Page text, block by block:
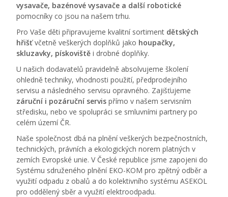
vysavače, bazénové vysavače a další robotické
pomocníky co jsou na našem trhu.
Pro Vaše děti připravujeme kvalitní sortiment dětských
hřišťvčetně veškerých doplňků jako houpačky,
skluzavky, pískoviště i drobné doplňky.
U našich dodavatelů pravidelně absolvujeme školení
ohledně techniky, vhodnosti použití, předprodejního
servisu a následného servisu opravného. Zajišťujeme
záruční i pozáruční servis přímo v našem servisním
středisku, nebo ve spolupráci se smluvními partnery po
celém území ČR.
Naše společnost dbá na plnění veškerých bezpečnostních,
technických, právních a ekologických norem platných v
zemích Evropské unie. V České republice jsme zapojeni do
Systému sdruženého plnění EKO-KOM pro zpětný odběr a
využití odpadu z obalů a do kolektivního systému ASEKOL
pro oddělený sběr a využití elektroodpadu.